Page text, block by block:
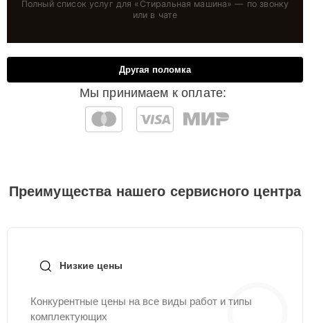
Полный список услуг для « Стиральная машина» — по звонку
или в чате
Мы принимаем к оплате:
Другая поломка
Преимущества нашего сервисного центра
Низкие цены
Конкурентные цены на все виды работ и типы
комплектующих